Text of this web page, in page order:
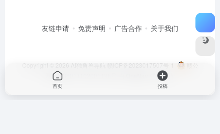
友链申请 免责声明 广告合作 关于我们
Copyright © 2026 AI独角兽导航 赣ICP备2023017507号-1
赣公
网安备36011102001198号
强力驱动
首页 投稿